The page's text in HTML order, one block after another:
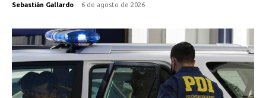
Sebastián Gallardo - 6 de agosto de 2026